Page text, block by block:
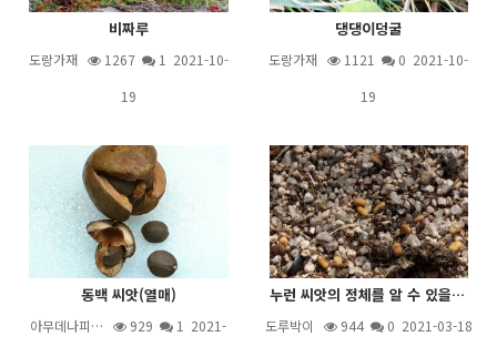
비짜루
도랑가재 1267 1 2021-10-
19
댕댕이덩굴
도랑가재 1121
0 2021-10-
19
동백 씨앗(열매)
아무데나피… 929 1 2021-
누런 씨앗의 정체를 알 수 있을까요?
도루박이 944 0 2021-03-18